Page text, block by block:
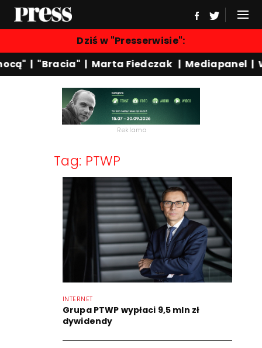
Dziś w "Presserwisie":
| "Bracia"| Marta Fiedczak Mediapanel|
Reklama
Tag: PTWP
INTERNET
Grupa PTWP wypłaci 9,5 mln zł
dywidendy